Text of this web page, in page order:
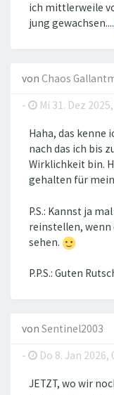
ich mittlerweile
jung gewachsen....
von Chaos
-
Mi 31. Dez
Haha, das kenne
nach das ich bis
Wirklichkeit bin.
gehalten für mein
P.S.: Kannst ja
reinstellen, wenn
sehen.
P.P.S.: Guten
von Sentinel2003
-
Do 8. Jan 2026,
JETZT, wo wir